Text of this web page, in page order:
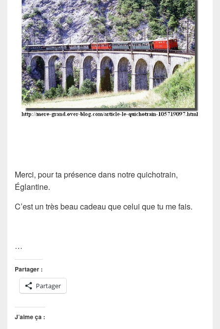
Merci, pour ta présence dans notre quichotrain,
Églantine.
C’est un très beau cadeau que celui que tu me fais.
…
Partager :
Partager
J’aime ça :